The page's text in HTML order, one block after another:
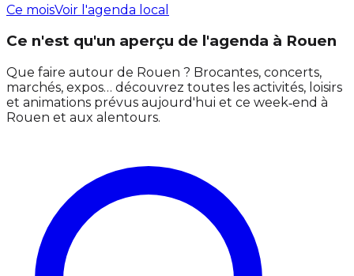
Ce moisVoir l'agenda local
Ce n'est qu'un aperçu de l'agenda à Rouen
Que faire autour de Rouen ? Brocantes, concerts,
marchés, expos… découvrez toutes les activités, loisirs
et animations prévus aujourd'hui et ce week‑end à
Rouen et aux alentours.